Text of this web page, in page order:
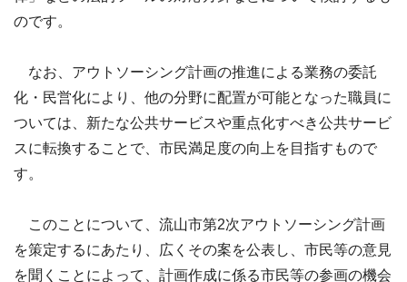
のです。
なお、アウトソーシング計画の推進による業務の委託
化・民営化により、他の分野に配置が可能となった職員に
ついては、新たな公共サービスや重点化すべき公共サービ
スに転換することで、市民満足度の向上を目指すもので
す。
このことについて、流山市第2次アウトソーシング計画
を策定するにあたり、広くその案を公表し、市民等の意見
を聞くことによって、計画作成に係る市民等の参画の機会